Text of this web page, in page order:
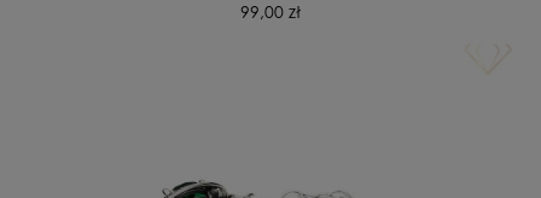
99,00 zł